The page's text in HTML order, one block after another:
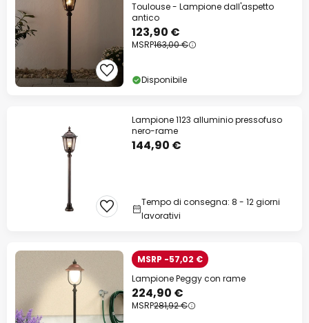
Toulouse - Lampione dall'aspetto
antico
123,90 €
MSRP163,00 €
Disponibile
Lampione 1123 alluminio pressofuso
nero-rame
144,90 €
Tempo di consegna: 8 - 12 giorni
lavorativi
MSRP -57,02 €
Lampione Peggy con rame
224,90 €
MSRP281,92 €